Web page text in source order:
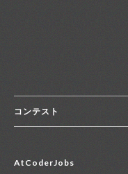
コンテスト
コンテスト一覧
AtCoderJobs